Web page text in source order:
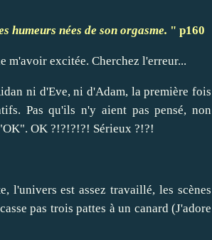
humeurs nées de son orgasme. " p160
m'avoir excitée. Cherchez l'erreur...
ni d'Eve, ni d'Adam, la première fois
Pas qu'ils n'y aient pas pensé, non
OK ?!?!?!?! Sérieux ?!?!
l'univers est assez travaillé, les scènes
pas trois pattes à un canard (J'adore